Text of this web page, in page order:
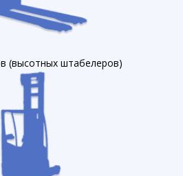
(высотных штабелеров)